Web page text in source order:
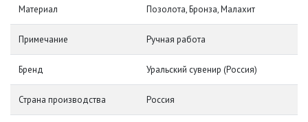
Материал Позолота, Бронза, Малахит
Примечание Ручная работа
Бренд Уральский сувенир (Россия)
Страна производства Россия